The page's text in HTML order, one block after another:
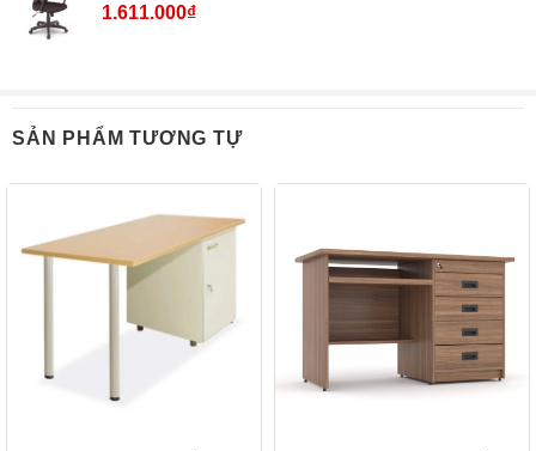
1.611.000₫
SẢN PHẨM TƯƠNG TỰ